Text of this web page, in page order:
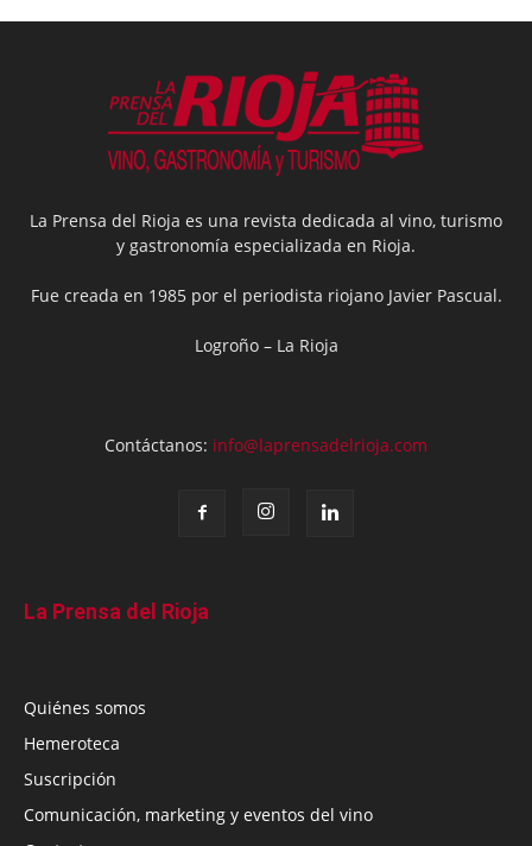
La Prensa del Rioja es una revista dedicada al vino, turismo
y gastronomía especializada en Rioja.
Fue creada en 1985 por el periodista riojano Javier Pascual.
Logroño – La Rioja
Contáctanos: info@laprensadelrioja.com
La Prensa del Rioja
Quiénes somos
Hemeroteca
Suscripción
Comunicación, marketing y eventos del vino